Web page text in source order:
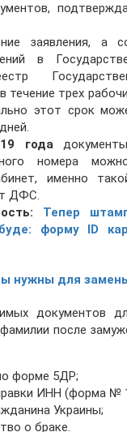
заявления, а
в
течение трех
этот срок
года
номера
именно
ДФС.
Тепер
форму ID
нужны для
документов
после
форме 5ДР;
ИНН (форма №
Украины;
о браке.